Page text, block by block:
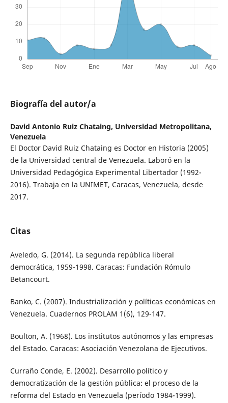
Biografía del autor/a
David Antonio Ruiz Chataing, Universidad Metropolitana,
Venezuela
El Doctor David Ruiz Chataing es Doctor en Historia (2005)
de la Universidad central de Venezuela. Laboró en la
Universidad Pedagógica Experimental Libertador (1992-
2016). Trabaja en la UNIMET, Caracas, Venezuela, desde
2017.
Citas
Aveledo, G. (2014). La segunda república liberal
democrática, 1959-1998. Caracas: Fundación Rómulo
Betancourt.
Banko, C. (2007). Industrialización y políticas económicas en
Venezuela. Cuadernos PROLAM 1(6), 129-147.
Boulton, A. (1968). Los institutos autónomos y las empresas
del Estado. Caracas: Asociación Venezolana de Ejecutivos.
Curraño Conde, E. (2002). Desarrollo político y
democratización de la gestión pública: el proceso de la
reforma del Estado en Venezuela (período 1984-1999).